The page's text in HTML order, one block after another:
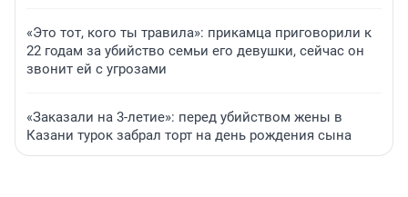
«Это тот, кого ты травила»: прикамца приговорили к
22 годам за убийство семьи его девушки, сейчас он
звонит ей с угрозами
«Заказали на 3-летие»: перед убийством жены в
Казани турок забрал торт на день рождения сына